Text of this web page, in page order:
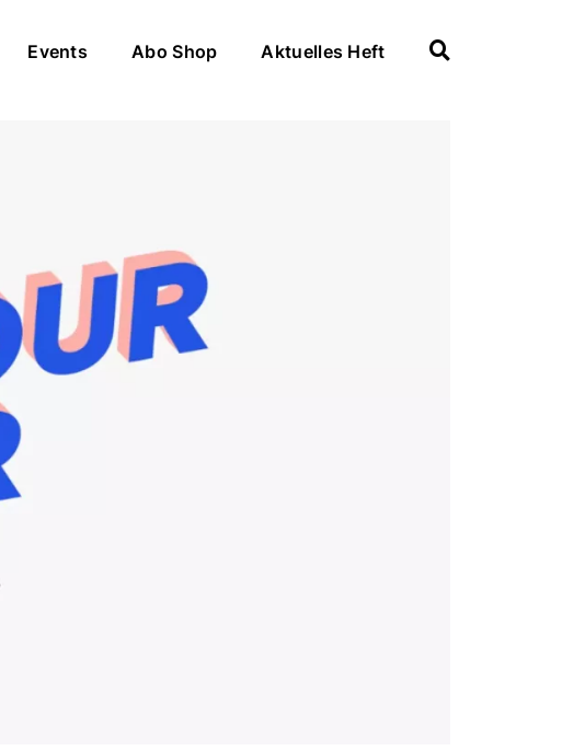
Events Abo Shop Aktuelles Heft